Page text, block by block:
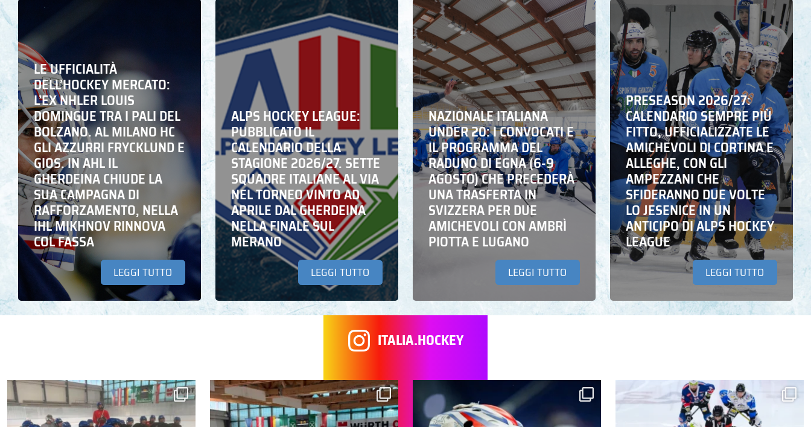
LE UFFICIALITÀ
DELL’HOCKEY MERCATO:
L’EX NHLER LOUIS
DOMINGUE TRA I PALI DEL
BOLZANO. AL MILANO HC
GLI AZZURRI FRYCKLUND E
GIOS. IN AHL IL
GHERDEINA CHIUDE LA
SUA CAMPAGNA DI
RAFFORZAMENTO, NELLA
IHL MIKHNOV RINNOVA
COL FASSA
LEGGI TUTTO
ALPS HOCKEY LEAGUE:
PUBBLICATO IL
CALENDARIO DELLA
STAGIONE 2026/27. SETTE
SQUADRE ITALIANE AL VIA
NEL TORNEO VINTO AD
APRILE DAL GHERDEINA
NELLA FINALE SUL
MERANO
LEGGI TUTTO
NAZIONALE ITALIANA
UNDER 20: I CONVOCATI E
IL PROGRAMMA DEL
RADUNO DI EGNA (6-9
AGOSTO) CHE PRECEDERÀ
UNA TRASFERTA IN
SVIZZERA PER DUE
AMICHEVOLI CON AMBRÌ
PIOTTA E LUGANO
LEGGI TUTTO
PRESEASON 2026/27:
CALENDARIO SEMPRE PIÙ
FITTO, UFFICIALIZZATE LE
AMICHEVOLI DI CORTINA E
ALLEGHE, CON GLI
AMPEZZANI CHE
SFIDERANNO DUE VOLTE
LO JESENICE IN UN
ANTICIPO DI ALPS HOCKEY
LEAGUE
LEGGI TUTTO
ITALIA.HOCKEY